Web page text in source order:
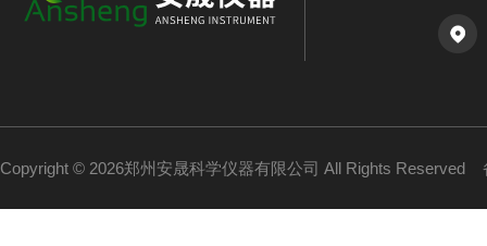
Copyright © 2026郑州安晟科学仪器有限公司 All Rights Reserved